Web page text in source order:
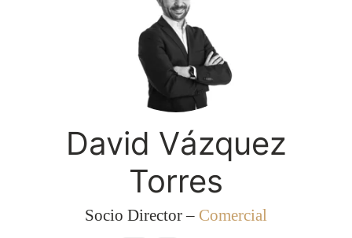
David Vázquez
Torres
Socio Director – Comercial